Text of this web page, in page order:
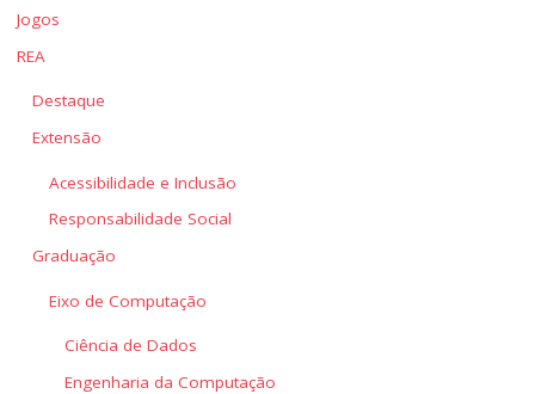
Jogos
REA
Destaque
Extensão
Acessibilidade e Inclusão
Responsabilidade Social
Graduação
Eixo de Computação
Ciência de Dados
Engenharia da Computação